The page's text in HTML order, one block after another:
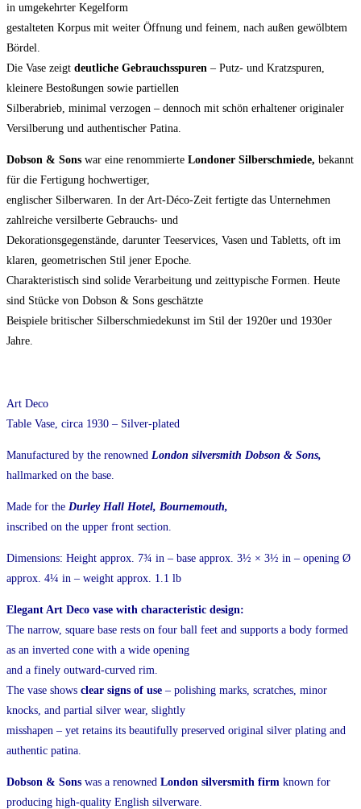
in umgekehrter Kegelform
gestalteten Korpus mit weiter Öffnung und feinem, nach außen gewölbtem
Bördel.
Die Vase zeigt deutliche Gebrauchsspuren – Putz- und Kratzspuren,
kleinere Bestoßungen sowie partiellen
Silberabrieb, minimal verzogen – dennoch mit schön erhaltener originaler
Versilberung und authentischer Patina.
Dobson & Sons war eine renommierte Londoner Silberschmiede, bekannt
für die Fertigung hochwertiger,
englischer Silberwaren. In der Art-Déco-Zeit fertigte das Unternehmen
zahlreiche versilberte Gebrauchs- und
Dekorationsgegenstände, darunter Teeservices, Vasen und Tabletts, oft im
klaren, geometrischen Stil jener Epoche.
Charakteristisch sind solide Verarbeitung und zeittypische Formen. Heute
sind Stücke von Dobson & Sons geschätzte
Beispiele britischer Silberschmiedekunst im Stil der 1920er und 1930er
Jahre.
Art Deco
Table Vase, circa 1930 – Silver-plated
Manufactured by the renowned London silversmith Dobson & Sons,
hallmarked on the base.
Made for the Durley Hall Hotel, Bournemouth,
inscribed on the upper front section.
Dimensions: Height approx. 7¾ in – base approx. 3½ × 3½ in – opening Ø
approx. 4¼ in – weight approx. 1.1 lb
Elegant Art Deco vase with characteristic design:
The narrow, square base rests on four ball feet and supports a body formed
as an inverted cone with a wide opening
and a finely outward-curved rim.
The vase shows clear signs of use – polishing marks, scratches, minor
knocks, and partial silver wear, slightly
misshapen – yet retains its beautifully preserved original silver plating and
authentic patina.
Dobson & Sons was a renowned London silversmith firm known for
producing high-quality English silverware.